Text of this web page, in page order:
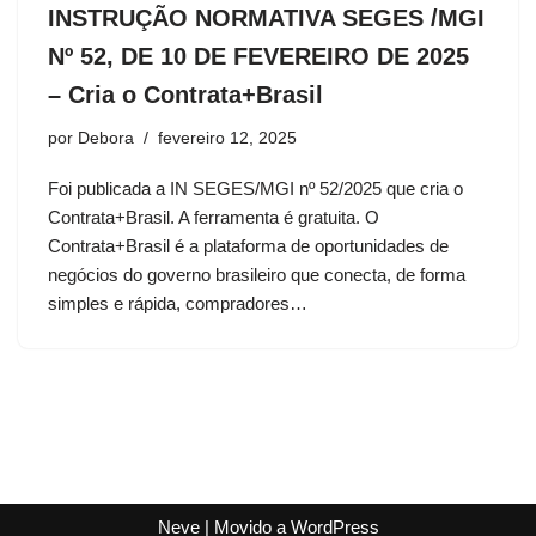
INSTRUÇÃO NORMATIVA SEGES /MGI
Nº 52, DE 10 DE FEVEREIRO DE 2025
– Cria o Contrata+Brasil
por Debora fevereiro 12, 2025
Foi publicada a IN SEGES/MGI nº 52/2025 que cria o
Contrata+Brasil. A ferramenta é gratuita. O
Contrata+Brasil é a plataforma de oportunidades de
negócios do governo brasileiro que conecta, de forma
simples e rápida, compradores…
Neve| Movido a WordPress